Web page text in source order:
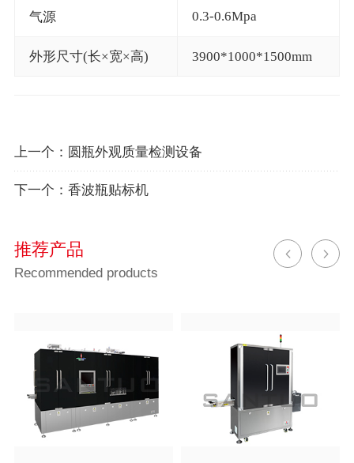
气源 0.3-0.6Mpa
外形尺寸(长×宽×高) 3900*1000*1500mm
上一个： 圆瓶外观质量检测设备
下一个： 香波瓶贴标机
推荐产品
Recommended products